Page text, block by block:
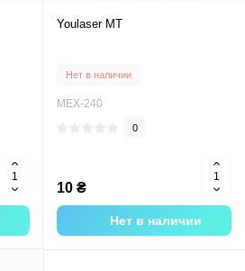
Youlaser MT
Нет в наличии
MEX-240
0
10 ₴
Нет в наличии